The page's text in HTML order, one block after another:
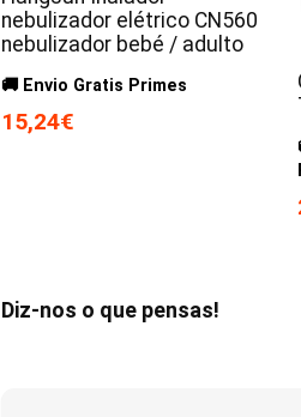
nebulizador elétrico CN560
nebulizador bebé / adulto
🚚 Envio Gratis Primes
15,24€
Diz-nos o que pensas!